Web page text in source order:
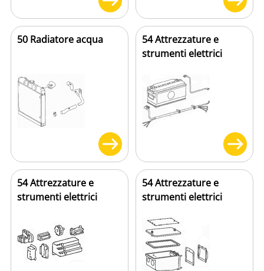
50 Radiatore acqua
54 Attrezzature e
strumenti elettrici
54 Attrezzature e
strumenti elettrici
54 Attrezzature e
strumenti elettrici